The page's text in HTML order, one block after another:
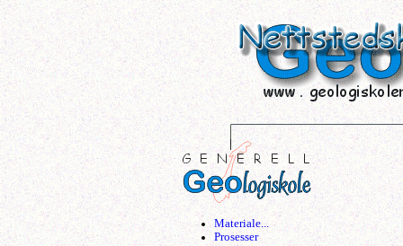
Materiale...
Prosesser